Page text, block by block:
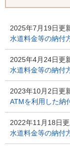
2025年7月19日更
水道料金等の納付
2025年4月24日更
水道料金等の納付
2023年10月2日更
ATMを利用した納
2022年11月18日
水道料金等の納付